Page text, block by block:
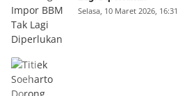
Selasa, 10 Maret 2026,